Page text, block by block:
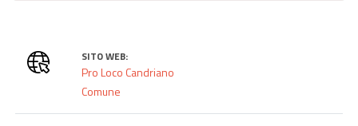
SITO WEB:
Pro Loco Candriano
Comune